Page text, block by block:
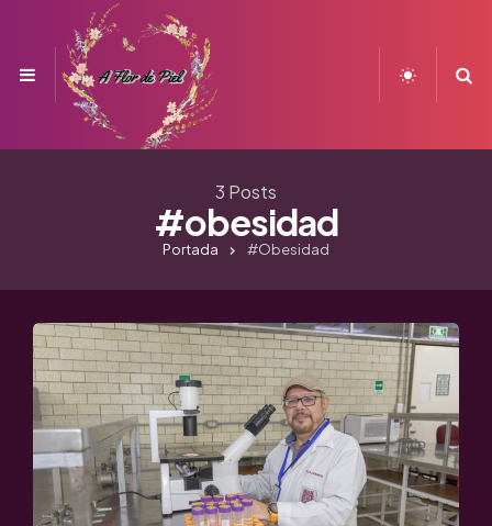
Menu
3 Posts
#obesidad
Portada #obesidad